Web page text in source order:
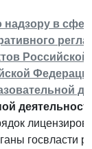
в
госвласти